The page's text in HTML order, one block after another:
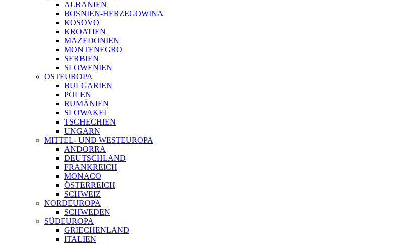
ALBANIEN
BOSNIEN-HERZEGOWINA
KOSOVO
KROATIEN
MAZEDONIEN
MONTENEGRO
SERBIEN
SLOWENIEN
OSTEUROPA
BULGARIEN
POLEN
RUMÄNIEN
SLOWAKEI
TSCHECHIEN
UNGARN
MITTEL- UND WESTEUROPA
ANDORRA
DEUTSCHLAND
FRANKREICH
MONACO
ÖSTERREICH
SCHWEIZ
NORDEUROPA
SCHWEDEN
SÜDEUROPA
GRIECHENLAND
ITALIEN